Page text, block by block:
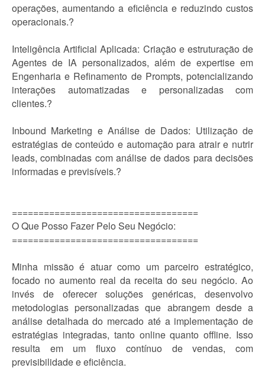
operações, aumentando a eficiência e reduzindo custos
operacionais.?
Inteligência Artificial Aplicada: Criação e estruturação de
Agentes de IA personalizados, além de expertise em
Engenharia e Refinamento de Prompts, potencializando
interações automatizadas e personalizadas com
clientes.?
Inbound Marketing e Análise de Dados: Utilização de
estratégias de conteúdo e automação para atrair e nutrir
leads, combinadas com análise de dados para decisões
informadas e previsíveis.?
===================================
O Que Posso Fazer Pelo Seu Negócio:
===================================
Minha missão é atuar como um parceiro estratégico,
focado no aumento real da receita do seu negócio. Ao
invés de oferecer soluções genéricas, desenvolvo
metodologias personalizadas que abrangem desde a
análise detalhada do mercado até a implementação de
estratégias integradas, tanto online quanto offline. Isso
resulta em um fluxo contínuo de vendas, com
previsibilidade e eficiência.